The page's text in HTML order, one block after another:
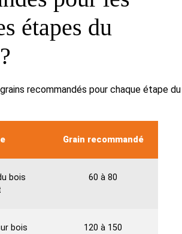
étapes du
recommandés pour chaque étape du
Grain recommandé
bois
60 à 80
bois
120 à 150